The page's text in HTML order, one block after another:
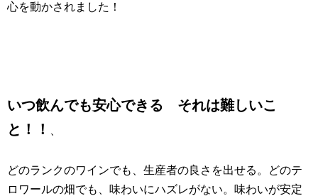
心を動かされました！
いつ飲んでも安心できる それは難しいこ
と！！
どのランクのワインでも、生産者の良さを出せる。どのテ
ロワールの畑でも、味わいにハズレがない。味わいが安定